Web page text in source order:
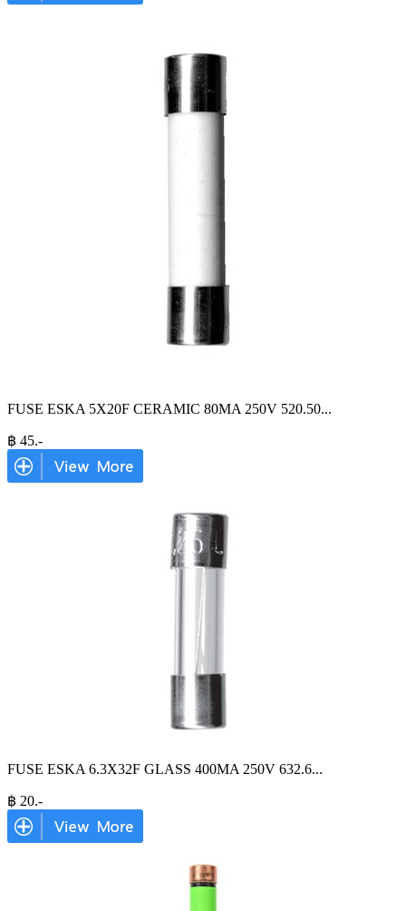
FUSE ESKA 5X20F CERAMIC 80MA 250V 520.50...
฿ 45.-
FUSE ESKA 6.3X32F GLASS 400MA 250V 632.6...
฿ 20.-